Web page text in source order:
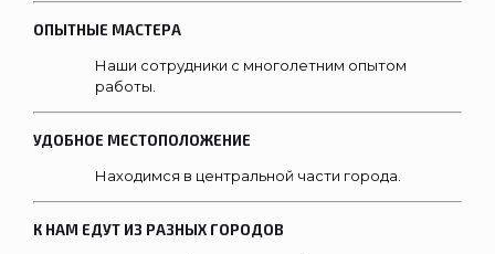
ОПЫТНЫЕ МАСТЕРА
Наши сотрудники с многолетним опытом
работы.
УДОБНОЕ МЕСТОПОЛОЖЕНИЕ
Находимся в центральной части города.
К НАМ ЕДУТ ИЗ РАЗНЫХ ГОРОДОВ